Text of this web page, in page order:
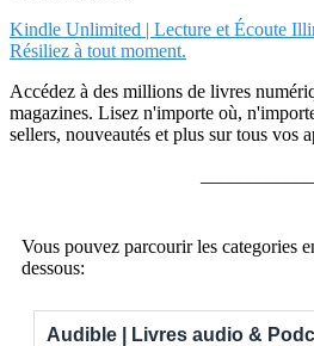
Kindle Unlimited | Lecture et Écoute
Résiliez à tout moment.
Accédez à des millions de livres
magazines. Lisez n'importe où,
sellers, nouveautés et plus sur tous vos
Vous pouvez parcourir les categories
dessous:
Audible | Livres audio &